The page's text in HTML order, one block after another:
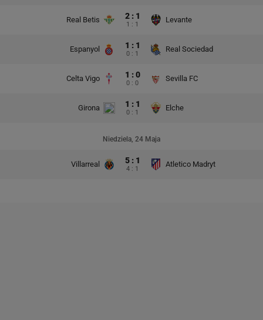
Real Betis 2 : 1
1 : 1
Levante
Espanyol 1 : 1
0 : 1
Real Sociedad
Celta Vigo 1 : 0
0 : 0
Sevilla FC
Girona 1 : 1
0 : 1
Elche
Niedziela, 24 Maja
Villarreal 5 : 1
4 : 1
Atletico Madryt